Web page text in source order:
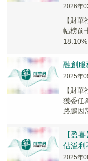
2026年
【財
幅榜前
融創服
2025年
【財
獲委任
路鵬因
生效。
【盈
佔溢利
2025年